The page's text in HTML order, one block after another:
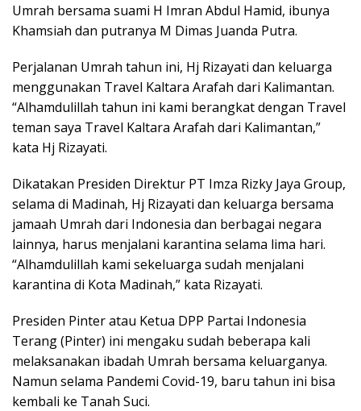
Umrah bersama suami H Imran Abdul Hamid, ibunya
Khamsiah dan putranya M Dimas Juanda Putra.
Perjalanan Umrah tahun ini, Hj Rizayati dan keluarga
menggunakan Travel Kaltara Arafah dari Kalimantan.
“Alhamdulillah tahun ini kami berangkat dengan Travel
teman saya Travel Kaltara Arafah dari Kalimantan,”
kata Hj Rizayati.
Dikatakan Presiden Direktur PT Imza Rizky Jaya Group,
selama di Madinah, Hj Rizayati dan keluarga bersama
jamaah Umrah dari Indonesia dan berbagai negara
lainnya, harus menjalani karantina selama lima hari.
“Alhamdulillah kami sekeluarga sudah menjalani
karantina di Kota Madinah,” kata Rizayati.
Presiden Pinter atau Ketua DPP Partai Indonesia
Terang (Pinter) ini mengaku sudah beberapa kali
melaksanakan ibadah Umrah bersama keluarganya.
Namun selama Pandemi Covid-19, baru tahun ini bisa
kembali ke Tanah Suci.